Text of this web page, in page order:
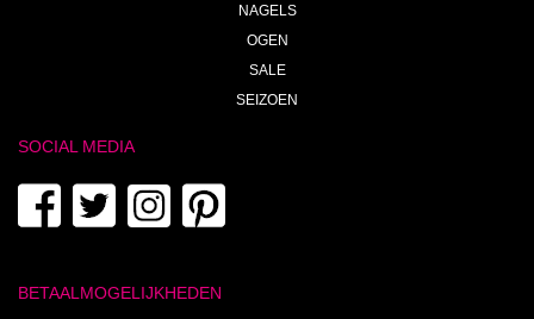
NAGELS
OGEN
SALE
SEIZOEN
SOCIAL MEDIA
BETAALMOGELIJKHEDEN